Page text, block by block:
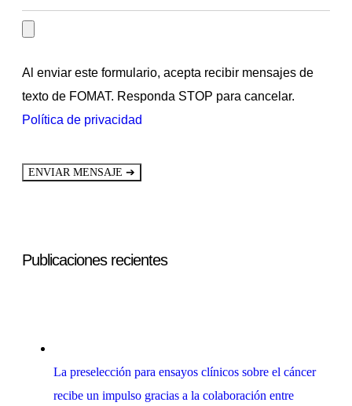
Al enviar este formulario, acepta recibir mensajes de
texto de FOMAT. Responda STOP para cancelar.
Política de privacidad
ENVIAR MENSAJE ➔
Publicaciones recientes
La preselección para ensayos clínicos sobre el cáncer
recibe un impulso gracias a la colaboración entre